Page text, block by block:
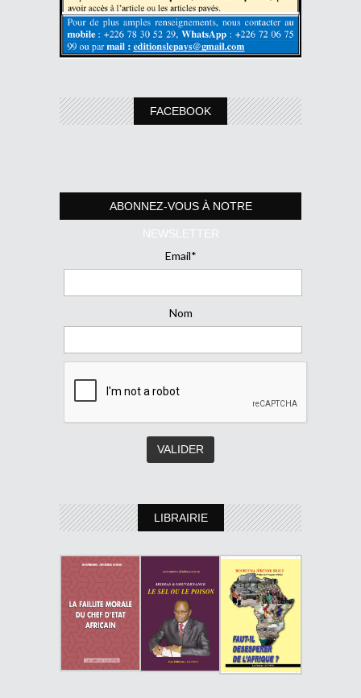
FACEBOOK
ABONNEZ-VOUS À NOTRE
NEWSLETTER
Email*
Nom
LIBRAIRIE